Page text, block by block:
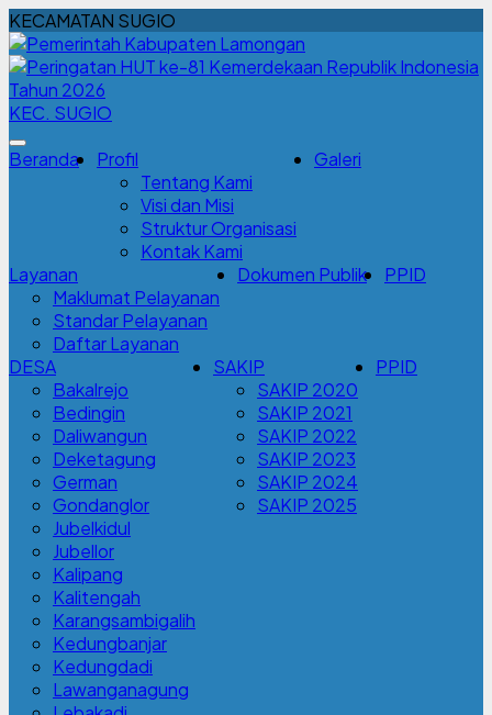
KECAMATAN SUGIO
KEC. SUGIO
Beranda
Profil
Tentang Kami
Visi dan Misi
Struktur Organisasi
Kontak Kami
Galeri
Layanan
Maklumat Pelayanan
Standar Pelayanan
Daftar Layanan
Dokumen Publik PPID
DESA
Bakalrejo
Bedingin
Daliwangun
Deketagung
German
Gondanglor
Jubelkidul
Jubellor
Kalipang
Kalitengah
Karangsambigalih
Kedungbanjar
Kedungdadi
Lawanganagung
SAKIP
SAKIP 2020
SAKIP 2021
SAKIP 2022
SAKIP 2023
SAKIP 2024
SAKIP 2025
PPID